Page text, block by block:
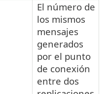
El número de
los mismos
mensajes
generados
por el punto
de conexión
entre dos